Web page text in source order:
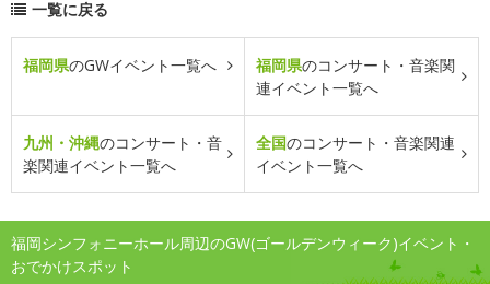
一覧に戻る
福岡県のGWイベント一覧へ 福岡県のコンサート・音楽関
連イベント一覧へ
九州・沖縄のコンサート・音
楽関連イベント一覧へ
全国のコンサート・音楽関連
イベント一覧へ
福岡シンフォニーホール周辺のGW(ゴールデンウィーク)イベント・
おでかけスポット